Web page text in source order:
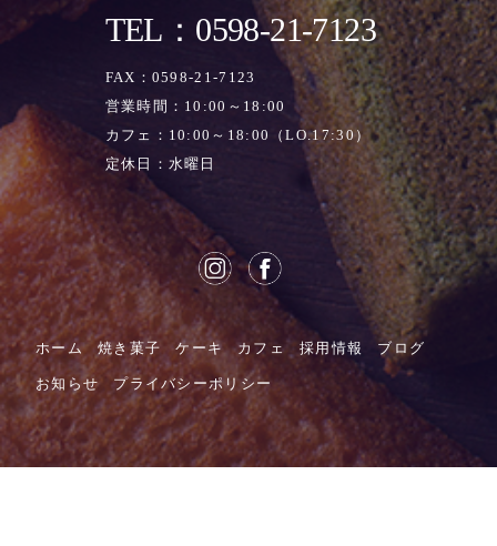
TEL：0598-21-7123
FAX：0598-21-7123
営業時間：10:00～18:00
カフェ：10:00～18:00（LO.17:30）
定休日：水曜日
ホーム 焼き菓子 ケーキ カフェ 採用情報 ブログ
お知らせ プライバシーポリシー